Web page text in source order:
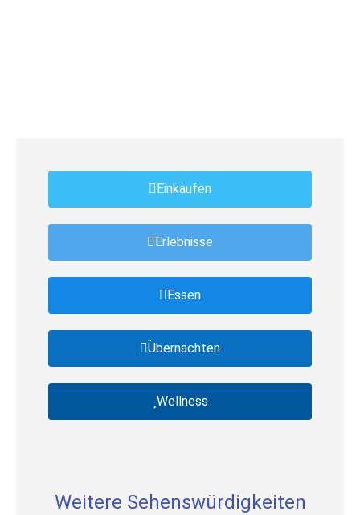
Einkaufen
Erlebnisse
Essen
Übernachten
Wellness
Weitere Sehenswürdigkeiten